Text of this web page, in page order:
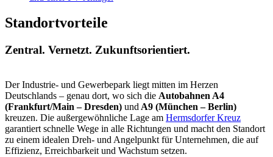
Standortvorteile
Zentral. Vernetzt. Zukunftsorientiert.
Der Industrie- und Gewerbepark liegt mitten im Herzen
Deutschlands – genau dort, wo sich die Autobahnen A4
(Frankfurt/Main – Dresden) und A9 (München – Berlin)
kreuzen. Die außergewöhnliche Lage am Hermsdorfer Kreuz
garantiert schnelle Wege in alle Richtungen und macht den Standort
zu einem idealen Dreh- und Angelpunkt für Unternehmen, die auf
Effizienz, Erreichbarkeit und Wachstum setzen.